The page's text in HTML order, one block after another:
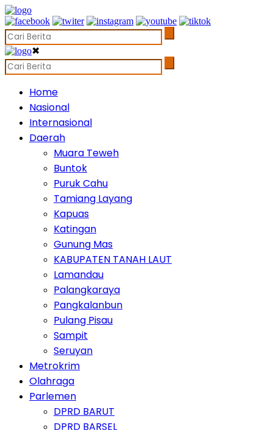
✖
Home
Nasional
Internasional
Daerah
Muara Teweh
Buntok
Puruk Cahu
Tamiang Layang
Kapuas
Katingan
Gunung Mas
KABUPATEN TANAH LAUT
Lamandau
Palangkaraya
Pangkalanbun
Pulang Pisau
Sampit
Seruyan
Metrokrim
Olahraga
Parlemen
DPRD BARUT
DPRD BARSEL